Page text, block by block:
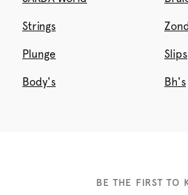
Strings
Plunge Slips
Body's Bh's
BE THE FIRST TO